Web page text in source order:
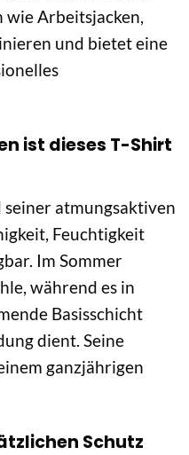
wie Arbeitsjacken,
und bietet eine
ist dieses T-Shirt
seiner atmungsaktiven
Feuchtigkeit
Im Sommer
während es in
Basisschicht
dient. Seine
ganzjährigen
Schutz